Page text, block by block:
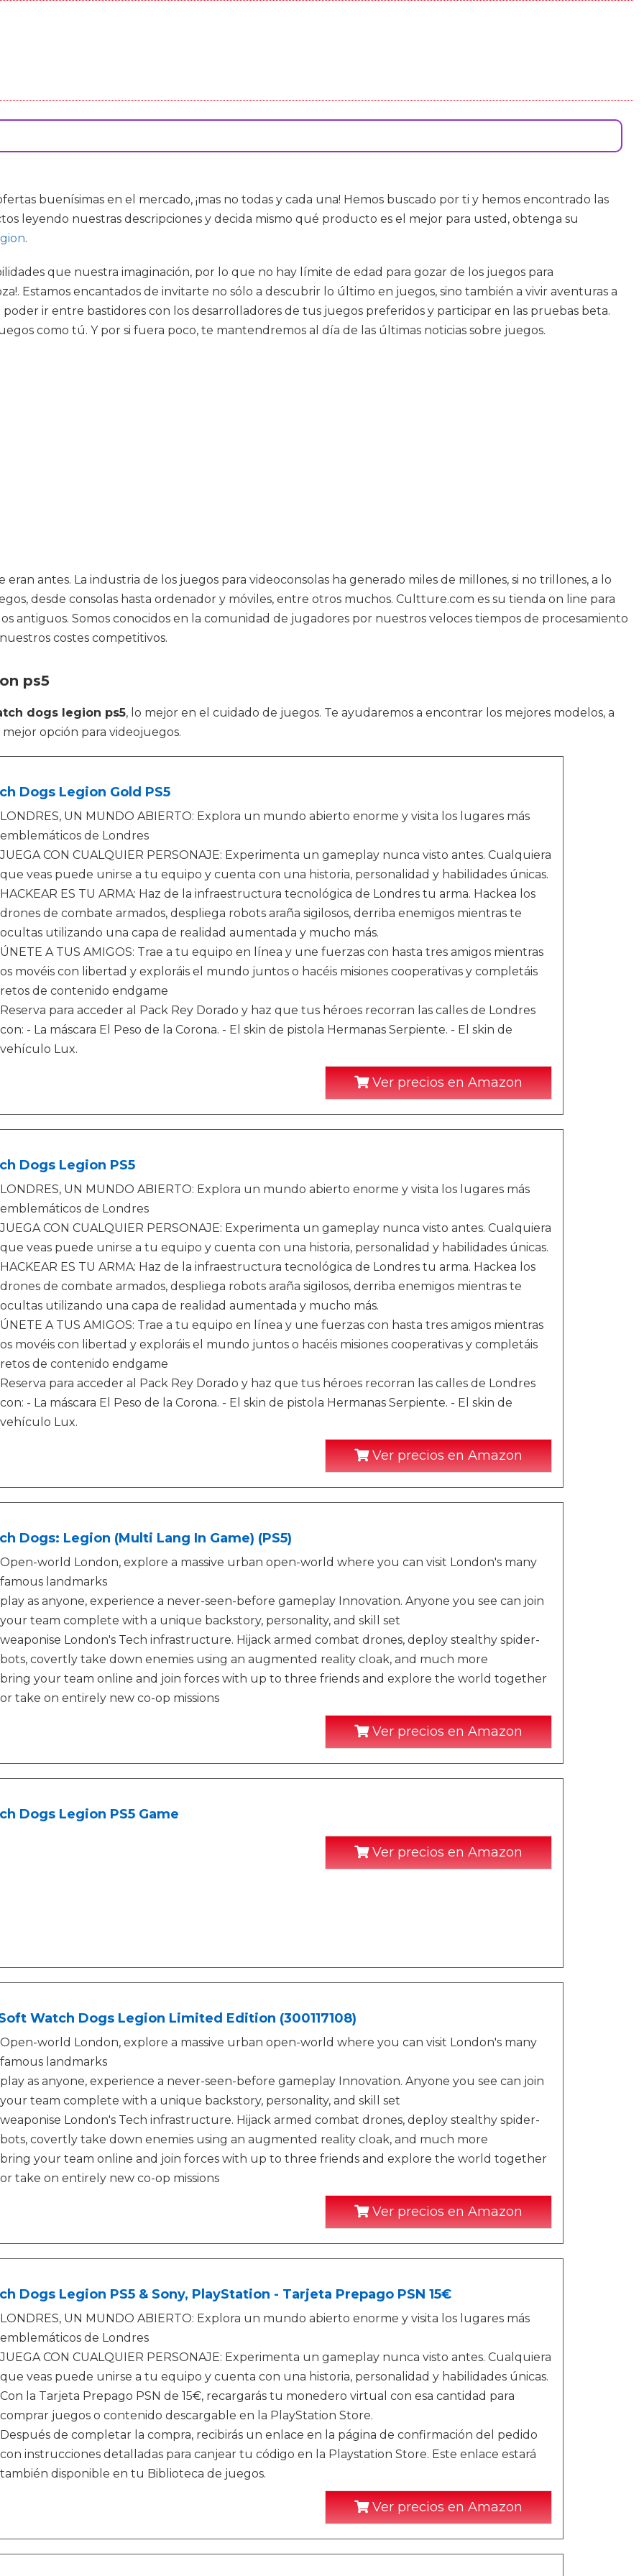
buenísimas en el mercado, ¡mas no todas y cada una! Hemos buscado por ti y hemos encontrado las
leyendo nuestras descripciones y decida mismo qué producto es el mejor para usted, obtenga su
.
que nuestra imaginación, por lo que no hay límite de edad para gozar de los juegos para
Estamos encantados de invitarte no sólo a descubrir lo último en juegos, sino también a vivir aventuras a
poder ir entre bastidores con los desarrolladores de tus juegos preferidos y participar en las pruebas beta.
como tú. Y por si fuera poco, te mantendremos al día de las últimas noticias sobre juegos.
antes. La industria de los juegos para videoconsolas ha generado miles de millones, si no trillones, a lo
desde consolas hasta ordenador y móviles, entre otros muchos. Cultture.com es su tienda on line para
antiguos. Somos conocidos en la comunidad de jugadores por nuestros veloces tiempos de procesamiento
costes competitivos.
ps5
dogs legion ps5, lo mejor en el cuidado de juegos. Te ayudaremos a encontrar los mejores modelos, a
opción para videojuegos.
Dogs Legion Gold PS5
LONDRES, UN MUNDO ABIERTO: Explora un mundo abierto enorme y visita los lugares más
emblemáticos de Londres
JUEGA CON CUALQUIER PERSONAJE: Experimenta un gameplay nunca visto antes. Cualquiera
que veas puede unirse a tu equipo y cuenta con una historia, personalidad y habilidades únicas.
HACKEAR ES TU ARMA: Haz de la infraestructura tecnológica de Londres tu arma. Hackea los
drones de combate armados, despliega robots araña sigilosos, derriba enemigos mientras te
ocultas utilizando una capa de realidad aumentada y mucho más.
ÚNETE A TUS AMIGOS: Trae a tu equipo en línea y une fuerzas con hasta tres amigos mientras
os movéis con libertad y exploráis el mundo juntos o hacéis misiones cooperativas y completáis
retos de contenido endgame
Reserva para acceder al Pack Rey Dorado y haz que tus héroes recorran las calles de Londres
con: - La máscara El Peso de la Corona. - El skin de pistola Hermanas Serpiente. - El skin de
vehículo Lux.
Ver precios en Amazon
Dogs Legion PS5
LONDRES, UN MUNDO ABIERTO: Explora un mundo abierto enorme y visita los lugares más
emblemáticos de Londres
JUEGA CON CUALQUIER PERSONAJE: Experimenta un gameplay nunca visto antes. Cualquiera
que veas puede unirse a tu equipo y cuenta con una historia, personalidad y habilidades únicas.
HACKEAR ES TU ARMA: Haz de la infraestructura tecnológica de Londres tu arma. Hackea los
drones de combate armados, despliega robots araña sigilosos, derriba enemigos mientras te
ocultas utilizando una capa de realidad aumentada y mucho más.
ÚNETE A TUS AMIGOS: Trae a tu equipo en línea y une fuerzas con hasta tres amigos mientras
os movéis con libertad y exploráis el mundo juntos o hacéis misiones cooperativas y completáis
retos de contenido endgame
Reserva para acceder al Pack Rey Dorado y haz que tus héroes recorran las calles de Londres
con: - La máscara El Peso de la Corona. - El skin de pistola Hermanas Serpiente. - El skin de
vehículo Lux.
Ver precios en Amazon
Dogs: Legion (Multi Lang In Game) (PS5)
Open-world London, explore a massive urban open-world where you can visit London's many
famous landmarks
play as anyone, experience a never-seen-before gameplay Innovation. Anyone you see can join
your team complete with a unique backstory, personality, and skill set
weaponise London's Tech infrastructure. Hijack armed combat drones, deploy stealthy spider-
bots, covertly take down enemies using an augmented reality cloak, and much more
bring your team online and join forces with up to three friends and explore the world together
or take on entirely new co-op missions
Ver precios en Amazon
Dogs Legion PS5 Game
Ver precios en Amazon
Watch Dogs Legion Limited Edition (300117108)
Open-world London, explore a massive urban open-world where you can visit London's many
famous landmarks
play as anyone, experience a never-seen-before gameplay Innovation. Anyone you see can join
your team complete with a unique backstory, personality, and skill set
weaponise London's Tech infrastructure. Hijack armed combat drones, deploy stealthy spider-
bots, covertly take down enemies using an augmented reality cloak, and much more
bring your team online and join forces with up to three friends and explore the world together
or take on entirely new co-op missions
Ver precios en Amazon
Dogs Legion PS5 & Sony, PlayStation - Tarjeta Prepago PSN 15€
LONDRES, UN MUNDO ABIERTO: Explora un mundo abierto enorme y visita los lugares más
emblemáticos de Londres
JUEGA CON CUALQUIER PERSONAJE: Experimenta un gameplay nunca visto antes. Cualquiera
que veas puede unirse a tu equipo y cuenta con una historia, personalidad y habilidades únicas.
Con la Tarjeta Prepago PSN de 15€, recargarás tu monedero virtual con esa cantidad para
comprar juegos o contenido descargable en la PlayStation Store.
Después de completar la compra, recibirás un enlace en la página de confirmación del pedido
con instrucciones detalladas para canjear tu código en la Playstation Store. Este enlace estará
también disponible en tu Biblioteca de juegos.
Ver precios en Amazon